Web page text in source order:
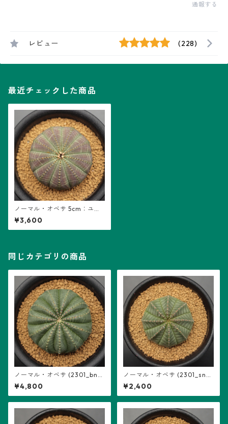
通報する
レビュー (228)
最近チェックした商品
ノーマル・オベサ 5cm：ユー
フォルビア属 (DSN5-02) ※実
生
¥3,600
同じカテゴリの商品
ノーマル・オベサ (2301_bnm
l_06)：ユーフォルビア属 bn
ml ※実生
¥4,800
ノーマル・オベサ (2301_snm
l_09)：ユーフォルビア属 sn
ml ※実生
¥2,400